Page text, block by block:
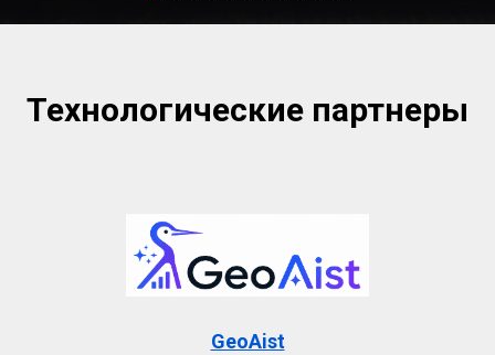
Технологические партнеры
GeoAist